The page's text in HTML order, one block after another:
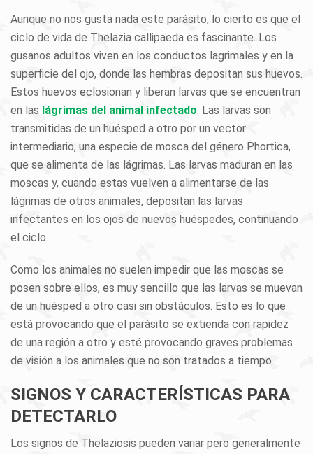
Aunque no nos gusta nada este parásito, lo cierto es que el
ciclo de vida de Thelazia callipaeda es fascinante. Los
gusanos adultos viven en los conductos lagrimales y en la
superficie del ojo, donde las hembras depositan sus huevos.
Estos huevos eclosionan y liberan larvas que se encuentran
en las lágrimas del animal infectado . Las larvas son
transmitidas de un huésped a otro por un vector
intermediario, una especie de mosca del género Phortica,
que se alimenta de las lágrimas. Las larvas maduran en las
moscas y, cuando estas vuelven a alimentarse de las
lágrimas de otros animales, depositan las larvas
infectantes en los ojos de nuevos huéspedes, continuando
el ciclo.
Como los animales no suelen impedir que las moscas se
posen sobre ellos, es muy sencillo que las larvas se muevan
de un huésped a otro casi sin obstáculos. Esto es lo que
está provocando que el parásito se extienda con rapidez
de una región a otro y esté provocando graves problemas
de visión a los animales que no son tratados a tiempo.
SIGNOS Y CARACTERÍSTICAS PARA
DETECTARLO
Los signos de Thelaziosis pueden variar pero generalmente